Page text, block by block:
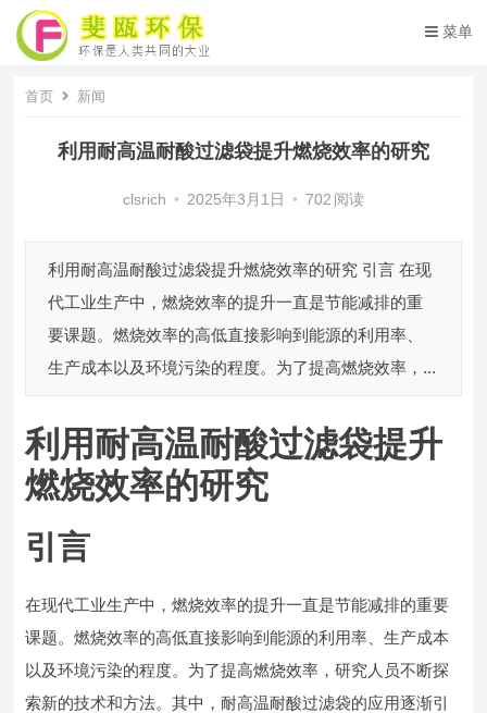
菜单
首页 新闻
利用耐高温耐酸过滤袋提升燃烧效率的研究
clsrich • 2025年3月1日 • 702 阅读
利用耐高温耐酸过滤袋提升燃烧效率的研究 引言 在现
代工业生产中，燃烧效率的提升一直是节能减排的重
要课题。燃烧效率的高低直接影响到能源的利用率、
生产成本以及环境污染的程度。为了提高燃烧效率，...
利用耐高温耐酸过滤袋提升
燃烧效率的研究
引言
在现代工业生产中，燃烧效率的提升一直是节能减排的重要
课题。燃烧效率的高低直接影响到能源的利用率、生产成本
以及环境污染的程度。为了提高燃烧效率，研究人员不断探
索新的技术和方法。其中，耐高温耐酸过滤袋的应用逐渐引